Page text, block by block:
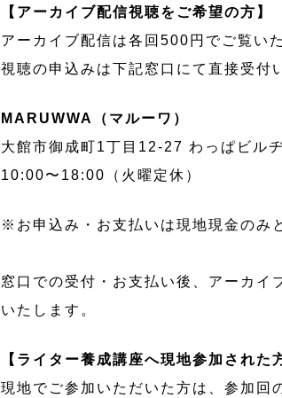
【アーカイブ配信視聴をご希望の方】
アーカイブ配信は各回500円でご覧い
視聴の申込みは下記窓口にて直接受付
MARUWWA（マルーワ）
大館市御成町1丁目12-27 わっぱビル
10:00〜18:00（火曜定休）
※お申込み・お支払いは現地現金のみ
窓口での受付・お支払い後、アーカ
いたします。
【ライター養成講座へ現地参加された
現地でご参加いただいた方は、参加回